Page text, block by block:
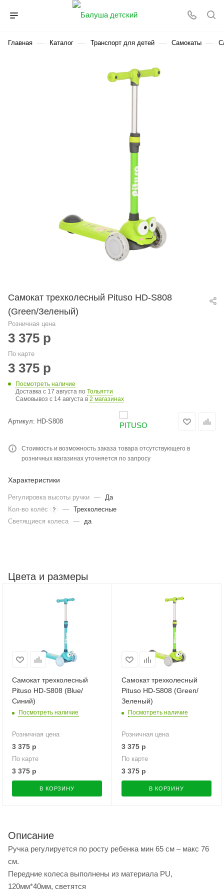
Главная — Каталог — Транспорт для детей — Самокаты —
Самокат трехколесный Pituso HD-S808
(Green/Зеленый)
Розничная цена
3 375 р
По карте
3 375 р
Посмотреть наличие
Доставка с 17 августа по Тольятти
Самовывоз c 14 августа в 2 магазинах
Артикул: HD-S808
Стоимость и возможность заказа товара отсутствующего в
розничных магазинах уточняется по запросу
Характеристики
Регулировка высоты ручки — Да
Кол-во колёс
? — Трехколесные
Светящиеся колеса — да
Цвета и размеры
Самокат трехколесный
Pituso HD-S808 (Blue/
Синий)
Посмотреть наличие
Розничная цена
3 375 р
По карте
3 375 р
В КОРЗИНУ
Самокат трехколесный
Pituso HD-S808 (Green/
Зеленый)
Посмотреть наличие
Розничная цена
3 375 р
По карте
3 375 р
В КОРЗИНУ
Описание
Ручка регулируется по росту ребенка мин 65 см – макс 76
см.
Передние колеса выполнены из материала PU,
120мм*40мм, светятся